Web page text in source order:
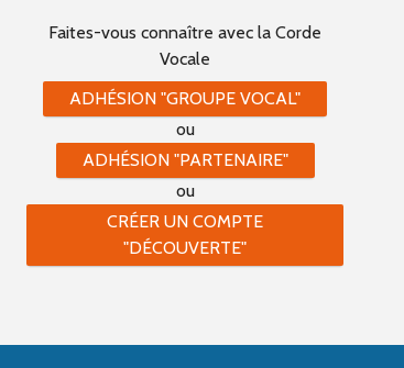
Faites-vous connaître avec la Corde
Vocale
ADHÉSION "GROUPE VOCAL"
ou
ADHÉSION "PARTENAIRE"
ou
CRÉER UN COMPTE
"DÉCOUVERTE"